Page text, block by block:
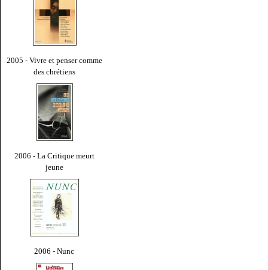
2005 - Vivre et penser comme
des chrétiens
2006 - La Critique meurt
jeune
2006 - Nunc